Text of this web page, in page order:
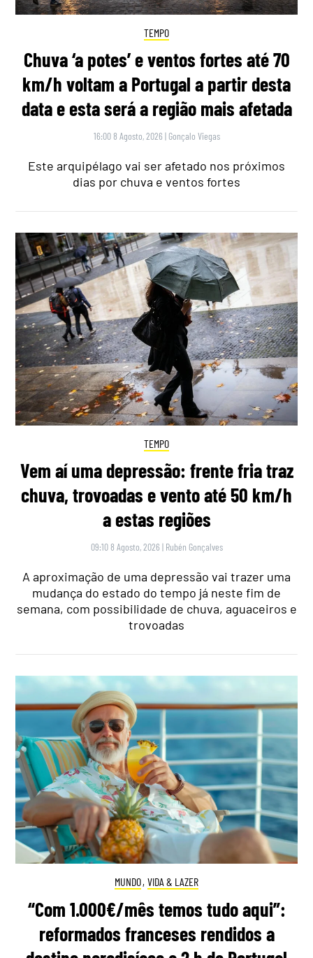
TEMPO
Chuva ‘a potes’ e ventos fortes até 70
km/h voltam a Portugal a partir desta
data e esta será a região mais afetada
16:00 8 Agosto, 2026 | Gonçalo Viegas
Este arquipélago vai ser afetado nos próximos
dias por chuva e ventos fortes
TEMPO
Vem aí uma depressão: frente fria traz
chuva, trovoadas e vento até 50 km/h
a estas regiões
09:10 8 Agosto, 2026 | Rubén Gonçalves
A aproximação de uma depressão vai trazer uma
mudança do estado do tempo já neste fim de
semana, com possibilidade de chuva, aguaceiros e
trovoadas
MUNDO, VIDA & LAZER
“Com 1.000€/mês temos tudo aqui”:
reformados franceses rendidos a